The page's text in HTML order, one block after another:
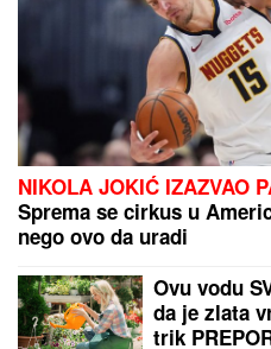
NIKOLA JOKIĆ IZAZVAO
Sprema se cirkus u
nego ovo da uradi
Ovu vodu
da je zlata
trik